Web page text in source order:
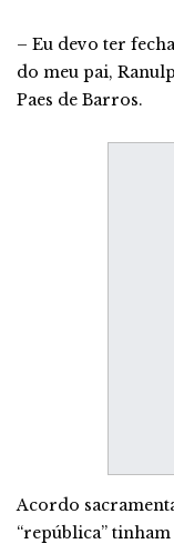
– Eu devo ter
do meu pai,
Paes de Barros.
Acordo
“república”